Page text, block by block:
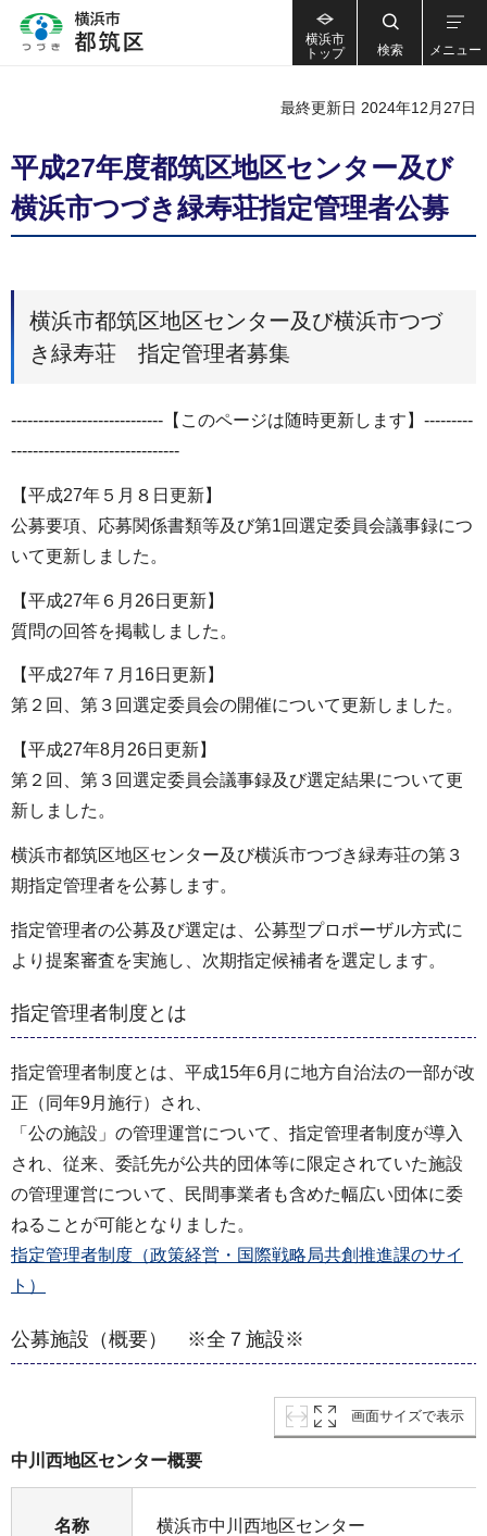
横浜市
トップ
検索 メニュー
最終更新日 2024年12月27日
平成27年度都筑区地区センター及び
横浜市つづき緑寿荘指定管理者公募
横浜市都筑区地区センター及び横浜市つづ
き緑寿荘 指定管理者募集
----------------------------【このページは随時更新します】---------
-------------------------------
【平成27年５月８日更新】
公募要項、応募関係書類等及び第1回選定委員会議事録につ
いて更新しました。
【平成27年６月26日更新】
質問の回答を掲載しました。
【平成27年７月16日更新】
第２回、第３回選定委員会の開催について更新しました。
【平成27年8月26日更新】
第２回、第３回選定委員会議事録及び選定結果について更
新しました。
横浜市都筑区地区センター及び横浜市つづき緑寿荘の第３
期指定管理者を公募します。
指定管理者の公募及び選定は、公募型プロポーザル方式に
より提案審査を実施し、次期指定候補者を選定します。
指定管理者制度とは
指定管理者制度とは、平成15年6月に地方自治法の一部が改
正（同年9月施行）され、
「公の施設」の管理運営について、指定管理者制度が導入
され、従来、委託先が公共的団体等に限定されていた施設
の管理運営について、民間事業者も含めた幅広い団体に委
ねることが可能となりました。
指定管理者制度（政策経営・国際戦略局共創推進課のサイ
ト）
公募施設（概要） ※全７施設※
画面サイズで表示
中川西地区センター概要
名称 横浜市中川西地区センター